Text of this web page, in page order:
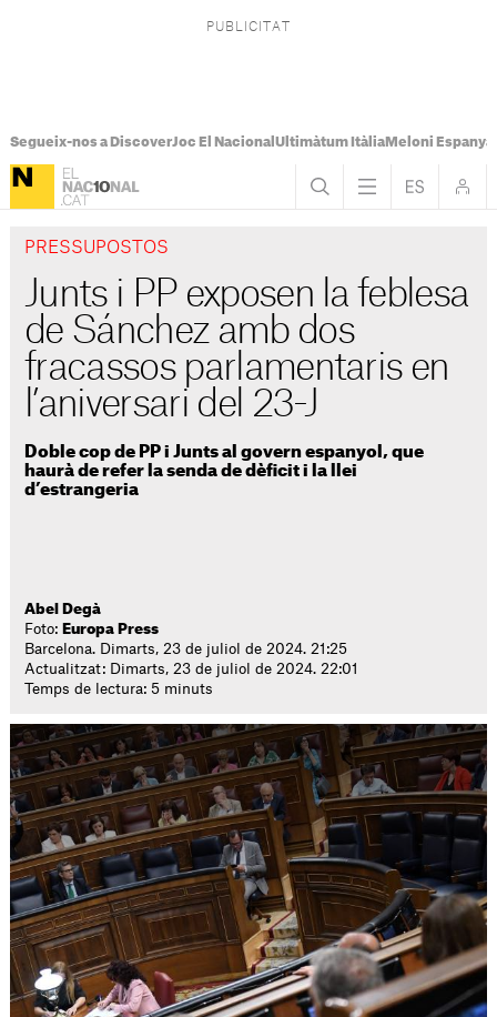
Segueix-nos a DiscoverJoc El Nacional Ultimàtum ItàliaMeloni Espanya
PRESSUPOSTOS
Junts i PP exposen la feblesa
de Sánchez amb dos
fracassos parlamentaris en
l’aniversari del 23-J
Doble cop de PP i Junts al govern espanyol, que
haurà de refer la senda de dèficit i la llei
d’estrangeria
Abel Degà
Foto: Europa Press
Barcelona. Dimarts, 23 de juliol de 2024. 21:25
Actualitzat: Dimarts, 23 de juliol de 2024. 22:01
Temps de lectura: 5 minuts